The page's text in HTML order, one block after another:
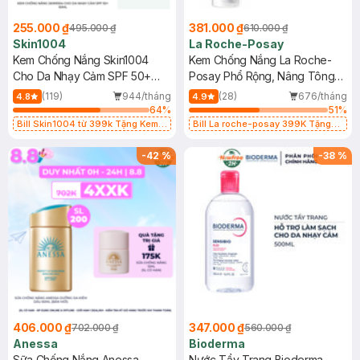
255.000 ₫495.000 ₫
Skin1004
Kem Chống Nắng Skin1004
Cho Da Nhạy Cảm SPF 50+
50ml
4.8 (119)
944/tháng
64%
Bill Skin1004 từ 399k Tặng Kem
SPF 50+ 20ml (SL Có Hạn)
381.000 ₫610.000 ₫
La Roche-Posay
Kem Chống Nắng La Roche-
Posay Phổ Rộng, Nâng Tông
Kiềm Dầu 50ml
4.9 (28)
676/tháng
51%
Bill La roche-posay 399K Tặng
(SL có hạn)
-42%
406.000 ₫702.000 ₫
Anessa
-38 %
347.000 ₫560.000 ₫
Bioderma